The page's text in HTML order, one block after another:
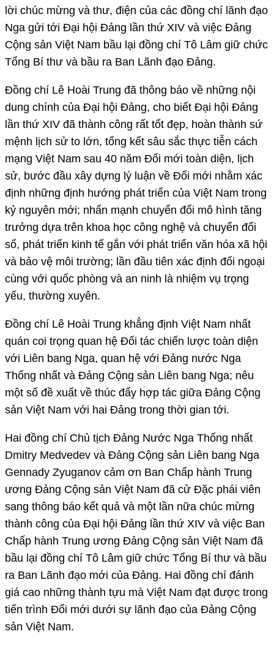
lời chúc mừng và thư, điện của các đồng chí lãnh đạo
Nga gửi tới Đại hội Đảng lần thứ XIV và việc Đảng
Cộng sản Việt Nam bầu lại đồng chí Tô Lâm giữ chức
Tổng Bí thư và bầu ra Ban Lãnh đạo Đảng.
Đồng chí Lê Hoài Trung đã thông báo về những nội
dung chính của Đại hội Đảng, cho biết Đại hội Đảng
lần thứ XIV đã thành công rất tốt đẹp, hoàn thành sứ
mệnh lịch sử to lớn, tổng kết sâu sắc thực tiễn cách
mạng Việt Nam sau 40 năm Đổi mới toàn diện, lịch
sử, bước đầu xây dựng lý luận về Đổi mới nhằm xác
định những định hướng phát triển của Việt Nam trong
kỷ nguyên mới; nhấn mạnh chuyển đổi mô hình tăng
trưởng dựa trên khoa học công nghệ và chuyển đổi
số, phát triển kinh tế gắn với phát triển văn hóa xã hội
và bảo vệ môi trường; lần đầu tiên xác định đối ngoại
cùng với quốc phòng và an ninh là nhiệm vụ trọng
yếu, thường xuyên.
Đồng chí Lê Hoài Trung khẳng định Việt Nam nhất
quán coi trọng quan hệ Đối tác chiến lược toàn diện
với Liên bang Nga, quan hệ với Đảng nước Nga
Thống nhất và Đảng Cộng sản Liên bang Nga; nêu
một số đề xuất về thúc đẩy hợp tác giữa Đảng Cộng
sản Việt Nam với hai Đảng trong thời gian tới.
Hai đồng chí Chủ tịch Đảng Nước Nga Thống nhất
Dmitry Medvedev và Đảng Cộng sản Liên bang Nga
Gennady Zyuganov cảm ơn Ban Chấp hành Trung
ương Đảng Cộng sản Việt Nam đã cử Đặc phái viên
sang thông báo kết quả và một lần nữa chúc mừng
thành công của Đại hội Đảng lần thứ XIV và việc Ban
Chấp hành Trung ương Đảng Cộng sản Việt Nam đã
bầu lại đồng chí Tô Lâm giữ chức Tổng Bí thư và bầu
ra Ban Lãnh đạo mới của Đảng. Hai đồng chí đánh
giá cao những thành tựu mà Việt Nam đạt được trong
tiến trình Đổi mới dưới sự lãnh đạo của Đảng Cộng
sản Việt Nam.